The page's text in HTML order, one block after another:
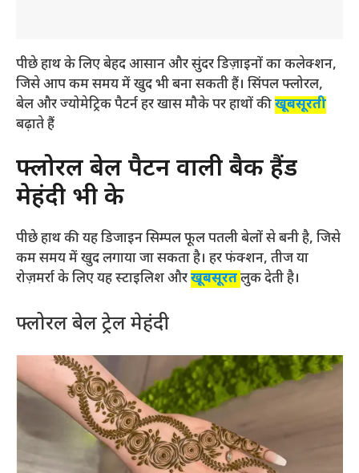
पीछे हाथ के लिए बेहद आसान और सुंदर डिज़ाइनों का कलेक्शन,
जिसे आप कम समय में खुद भी बना सकती हैं। सिंपल फ्लोरल,
बेल और ज्योमेट्रिक पैटर्न हर खास मौके पर हाथों कीखूबसूरती
बढ़ाते हैं
फ्लोरल बेल पैटर्न वाली बैक हैंड
मेहंदी भी के
पीछे हाथ की यह डिजाइन सिम्पल फूल पतली बेलों से बनी है, जिसे
कम समय में खुद लगाया जा सकता है। हर फंक्शन, तीज या
रोज़मर्रा के लिए यह स्टाइलिश औरखूबसूरतलुक देती है।
फ्लोरल बेल ट्रेल मेहंदी